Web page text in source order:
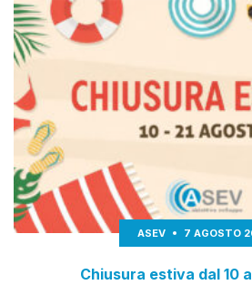
ASEV 7 AGOSTO
Chiusura estiva dal 10